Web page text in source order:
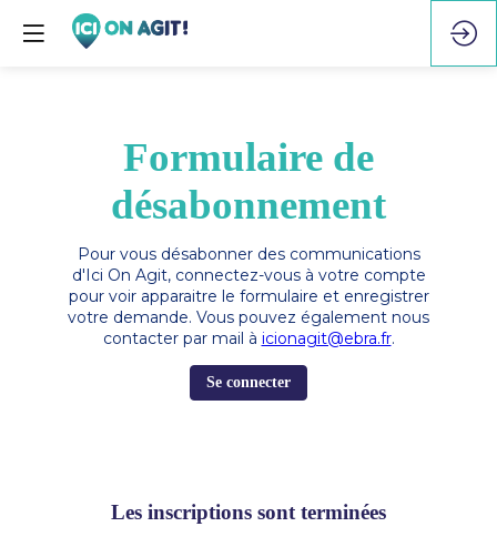
Formulaire de
désabonnement
Pour vous désabonner des communications
d'Ici On Agit, connectez-vous à votre compte
pour voir apparaitre le formulaire et enregistrer
votre demande. Vous pouvez également nous
contacter par mail à icionagit@ebra.fr.
Se connecter
Les inscriptions sont terminées